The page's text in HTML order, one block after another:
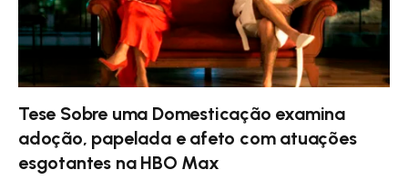
Tese Sobre uma Domesticação examina
adoção, papelada e afeto com atuações
esgotantes na HBO Max